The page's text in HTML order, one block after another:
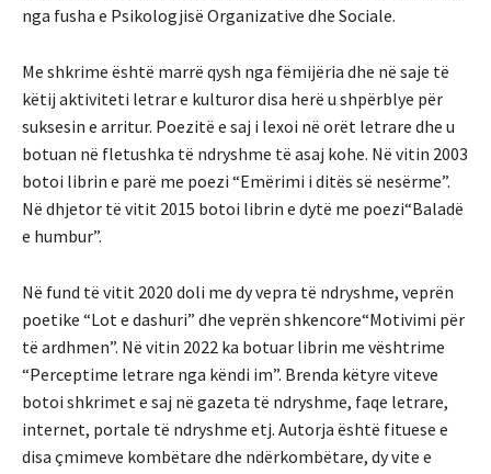
nga fusha e Psikologjisë Organizative dhe Sociale.
Me shkrime është marrë qysh nga fëmijëria dhe në saje të
këtij aktiviteti letrar e kulturor disa herë u shpërblye për
suksesin e arritur. Poezitë e saj i lexoi në orët letrare dhe u
botuan në fletushka të ndryshme të asaj kohe. Në vitin 2003
botoi librin e parë me poezi “Emërimi i ditës së nesërme”.
Në dhjetor të vitit 2015 botoi librin e dytë me poezi“Baladë
e humbur”.
Në fund të vitit 2020 doli me dy vepra të ndryshme, veprën
poetike “Lot e dashuri” dhe veprën shkencore“Motivimi për
të ardhmen”. Në vitin 2022 ka botuar librin me vështrime
“Perceptime letrare nga këndi im”. Brenda këtyre viteve
botoi shkrimet e saj në gazeta të ndryshme, faqe letrare,
internet, portale të ndryshme etj. Autorja është fituese e
disa çmimeve kombëtare dhe ndërkombëtare, dy vite e